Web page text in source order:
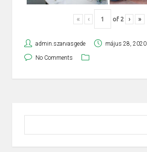
« ‹ of 2 › »
admin.szarvasgede május 28, 2020
No Comments